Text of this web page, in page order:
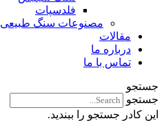
فلدسپات
مصنوعات سنگ طبیعی
مقالات
درباره ما
تماس با ما
جستجو
جستجو
این کادر جستجو را ببندید.